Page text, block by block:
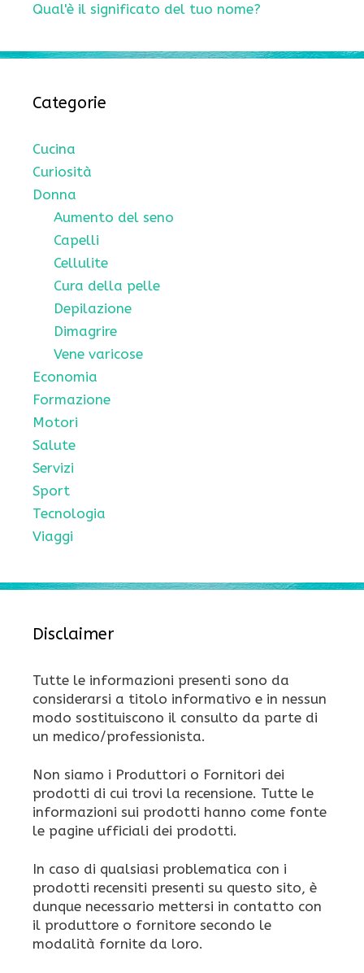
Qual'è il significato del tuo nome?
Categorie
Cucina
Curiosità
Donna
Aumento del seno
Capelli
Cellulite
Cura della pelle
Depilazione
Dimagrire
Vene varicose
Economia
Formazione
Motori
Salute
Servizi
Sport
Tecnologia
Viaggi
Disclaimer
Tutte le informazioni presenti sono da
considerarsi a titolo informativo e in nessun
modo sostituiscono il consulto da parte di
un medico/professionista.
Non siamo i Produttori o Fornitori dei
prodotti di cui trovi la recensione. Tutte le
informazioni sui prodotti hanno come fonte
le pagine ufficiali dei prodotti.
In caso di qualsiasi problematica con i
prodotti recensiti presenti su questo sito, è
dunque necessario mettersi in contatto con
il produttore o fornitore secondo le
modalità fornite da loro.